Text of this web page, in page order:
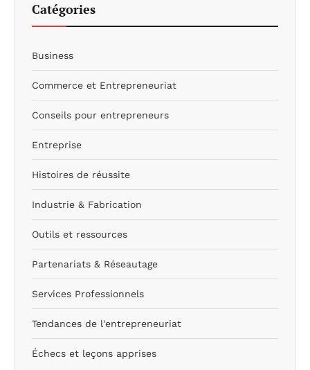
Catégories
Business
Commerce et Entrepreneuriat
Conseils pour entrepreneurs
Entreprise
Histoires de réussite
Industrie & Fabrication
Outils et ressources
Partenariats & Réseautage
Services Professionnels
Tendances de l'entrepreneuriat
Échecs et leçons apprises